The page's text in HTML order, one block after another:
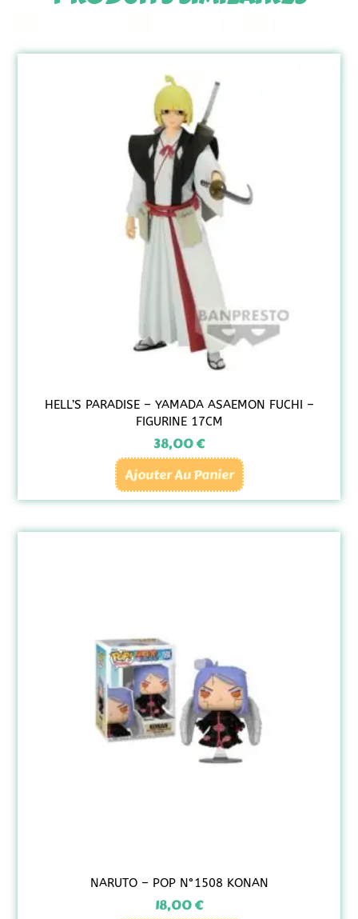
HELL’S PARADISE – YAMADA ASAEMON FUCHI –
FIGURINE 17CM
38,00€
Ajouter Au Panier
NARUTO – POP N°1508 KONAN
18,00€